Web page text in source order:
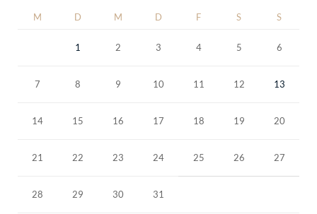
M D M D F S S
1 2 3 4 5 6
7 8 9 10 11 12 13
14 15 16 17 18 19 20
21 22 23 24 25 26 27
28 29 30 31